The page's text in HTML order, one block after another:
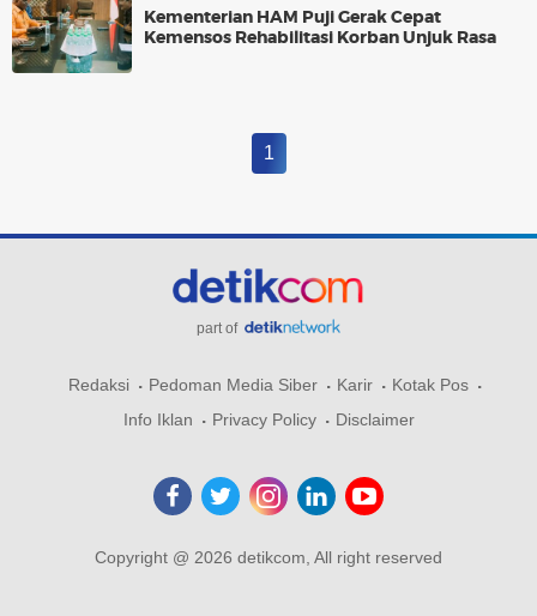
Kementerian HAM Puji Gerak Cepat
Kemensos Rehabilitasi Korban Unjuk Rasa
1
part of
Redaksi Pedoman Media Siber Karir
Kotak Pos
Info Iklan
Privacy Policy Disclaimer
Copyright @ 2026 detikcom, All right reserved